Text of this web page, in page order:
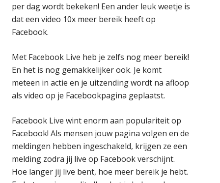
per dag wordt bekeken! Een ander leuk weetje is
dat een video 10x meer bereik heeft op
Facebook.
Met Facebook Live heb je zelfs nog meer bereik!
En het is nog gemakkelijker ook. Je komt
meteen in actie en je uitzending wordt na afloop
als video op je Facebookpagina geplaatst.
Facebook Live wint enorm aan populariteit op
Facebook! Als mensen jouw pagina volgen en de
meldingen hebben ingeschakeld, krijgen ze een
melding zodra jij live op Facebook verschijnt.
Hoe langer jij live bent, hoe meer bereik je hebt.